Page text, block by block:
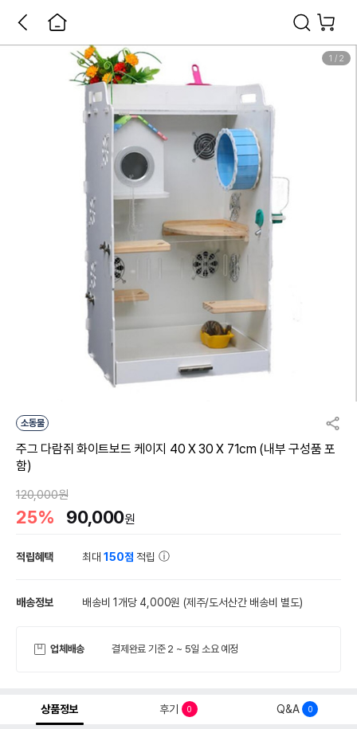
1 / 2
소동물
주그 다람쥐 화이트보드 케이지 40 X 30 X 71cm (내부 구성품 포
함)
120,000원
25% 90,000원
적립혜택 최대150점 적립
배송정보 배송비 1개당 4,000원 (제주/도서산간 배송비 별도)
업체배송 결제완료 기준 2 ~ 5일 소요 예정
상품정보 후기 0 Q&A 0